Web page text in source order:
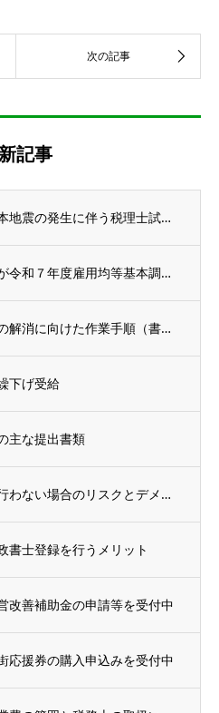
記事
令和８年熊本地震の発生に伴う税理士試験の延期等
厚生労働省が令和７年度雇用均等基本調査の結果を公表
無申告状態の解消に向けた作業手順（書類収集編）
下げ受給
主な提出書類
確定申告を行わない場合のリスクとデメリット
書士登録を行うメリット
改善補助金の申請等を受付中
応援券の購入申込みを受付中